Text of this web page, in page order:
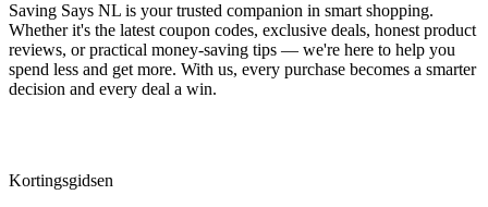
Saving Says NL is your trusted companion in smart shopping.
Whether it's the latest coupon codes, exclusive deals, honest product
reviews, or practical money-saving tips — we're here to help you
spend less and get more. With us, every purchase becomes a smarter
decision and every deal a win.
Kortingsgidsen